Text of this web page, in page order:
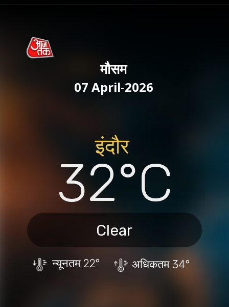
32°C
मौसम
इंदौर
Clear
न्यूनतम22° अधिकतम34°
07 April-2026